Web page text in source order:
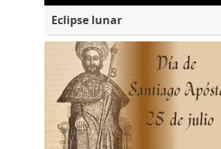
Eclipse lunar